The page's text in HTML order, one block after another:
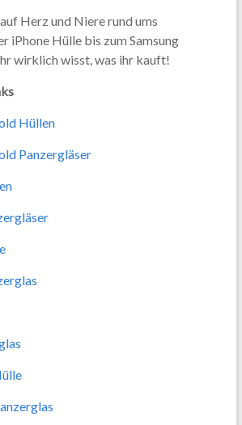
Herz und Niere rund ums
iPhone Hülle bis zum Samsung
wirklich wisst, was ihr kauft!
Hüllen
Panzergläser